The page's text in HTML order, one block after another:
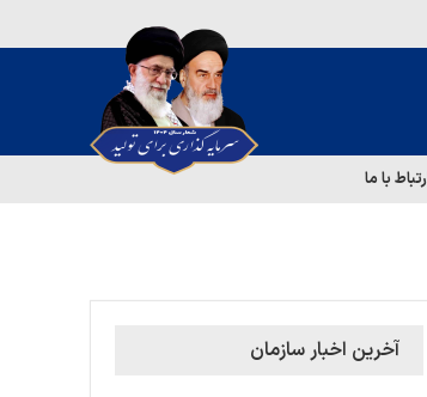
با ما
آخرین اخبار سازمان